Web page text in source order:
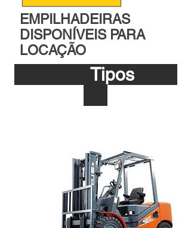
EMPILHADEIRAS
DISPONÍVEIS PARA
LOCAÇÃO
Tipos